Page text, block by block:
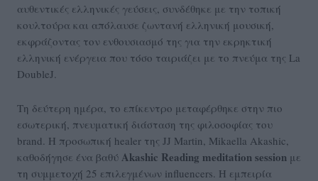
αυθεντικές ελληνικές γεύσεις, συνδέθηκε με την τοπική
κουλτούρα και απόλαυσε ζωντανή ελληνική μουσική,
εκφράζοντας τον ενθουσιασμό της για την εκρηκτική
ελληνική ενέργεια που τόσο ταιριάζει με το πνεύμα της La
DoubleJ.
Τη δεύτερη ημέρα, το επίκεντρο μεταφέρθηκε στην πιο
εσωτερική, πνευματική διάσταση της φιλοσοφίας του
brand. Η προσωπική healer της JJ Martin, Mikaella Akashic,
καθοδήγησε ένα βαθύ Akashic Reading meditation session με
τη συμμετοχή 25 επιλεγμένων influencers. Η εμπειρία